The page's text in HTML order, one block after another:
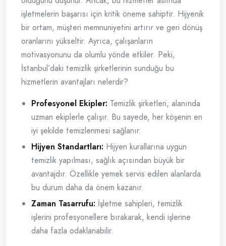
işletmelerin başarısı için kritik öneme sahiptir. Hijyenik
bir ortam, müşteri memnuniyetini artırır ve geri dönüş
oranlarını yükseltir. Ayrıca, çalışanların
motivasyonunu da olumlu yönde etkiler. Peki,
İstanbul’daki temizlik şirketlerinin sunduğu bu
hizmetlerin avantajları nelerdir?
Profesyonel Ekipler: Temizlik şirketleri, alanında
uzman ekiplerle çalışır. Bu sayede, her köşenin en
iyi şekilde temizlenmesi sağlanır.
Hijyen Standartları: Hijyen kurallarına uygun
temizlik yapılması, sağlık açısından büyük bir
avantajdır. Özellikle yemek servis edilen alanlarda
bu durum daha da önem kazanır.
Zaman Tasarrufu: İşletme sahipleri, temizlik
işlerini profesyonellere bırakarak, kendi işlerine
daha fazla odaklanabilir.